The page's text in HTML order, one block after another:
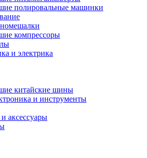
полировальные машинки
компрессоры
и электрика
китайские шины
и инструменты
аксессуары